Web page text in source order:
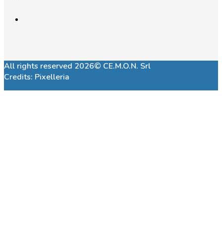
All rights reserved 2026© CE.M.O.N. Srl
Credits: Pixelleria